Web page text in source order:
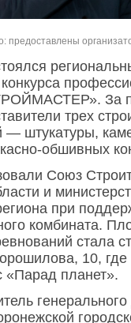
предоставлены
За
трех
— штукатуры,
обшивных
Союз
и
при
комбината.
стала
10, где
«Парад планет».
генерального